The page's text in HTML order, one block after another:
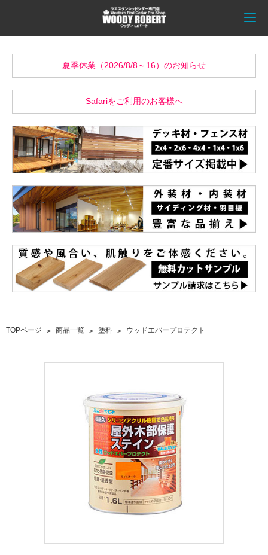
夏季休業（2026/8/8～16）のお知らせ
Safariをご利用のお客様へ
TOPページ 商品一覧 塗料 ウッドエバープロテクト